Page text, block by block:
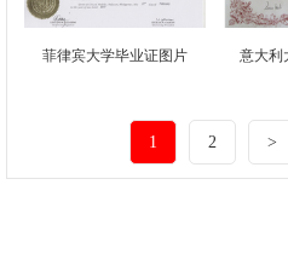
菲律宾大学毕业证图片 意大利
1 2 >